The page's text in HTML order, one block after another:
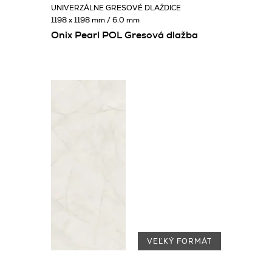
Onix Pearl POL Gresová dlažba
UNIVERZÁLNE GRESOVÉ DLAŽDICE
1198 x 1198 mm / 6.0 mm
VEĽKÝ FORMÁT